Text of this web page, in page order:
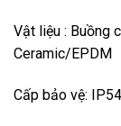
Vật liệu : Buồng
Ceramic/EPDM
Cấp bảo vệ: